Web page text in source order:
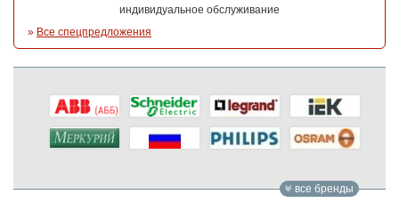
индивидуальное обслуживание
» Все спецпредложения
все бренды